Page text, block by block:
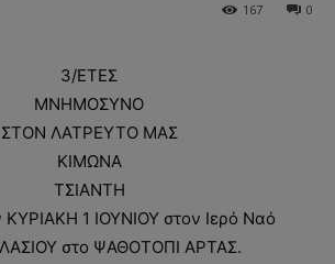
0
167
3/ΕΤΕΣ
ΜΝΗΜΟΣΥΝΟ
ΣΤΟΝ ΛΑΤΡΕΥΤΟ ΜΑΣ
ΚΙΜΩΝΑ
ΤΣΙΑΝΤΗ
ΚΥΡΙΑΚΗ 1 ΙΟΥΝΙΟΥ στον Ιερό Ναό
στο ΨΑΘΟΤΟΠΙ ΑΡΤΑΣ.